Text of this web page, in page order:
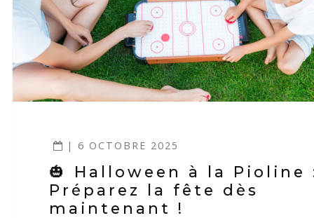
| 6 OCTOBRE 2025
🎃 Halloween à la Pioline
Préparez la fête dès
maintenant !